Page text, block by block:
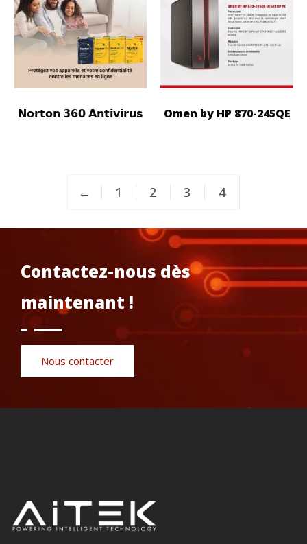
𝗡𝗼𝗿𝘁𝗼𝗻 𝟯𝟲𝟬 𝗔𝗻𝘁𝗶𝘃𝗶𝗿𝘂𝘀 Omen by HP 870-245QE
← 1 2 3 4
Contactez-nous dès
maintenant !
Nous contacter